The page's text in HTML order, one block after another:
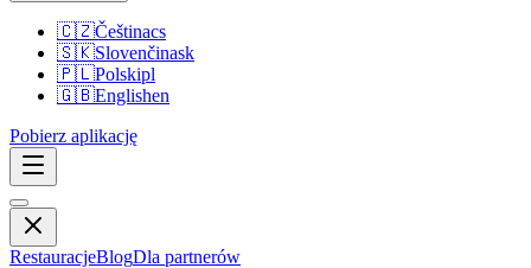
🇨🇿Češtinacs
🇸🇰Slovenčinask
🇵🇱Polskipl
🇬🇧Englishen
Pobierz aplikację
RestauracjeBlogDla partnerów